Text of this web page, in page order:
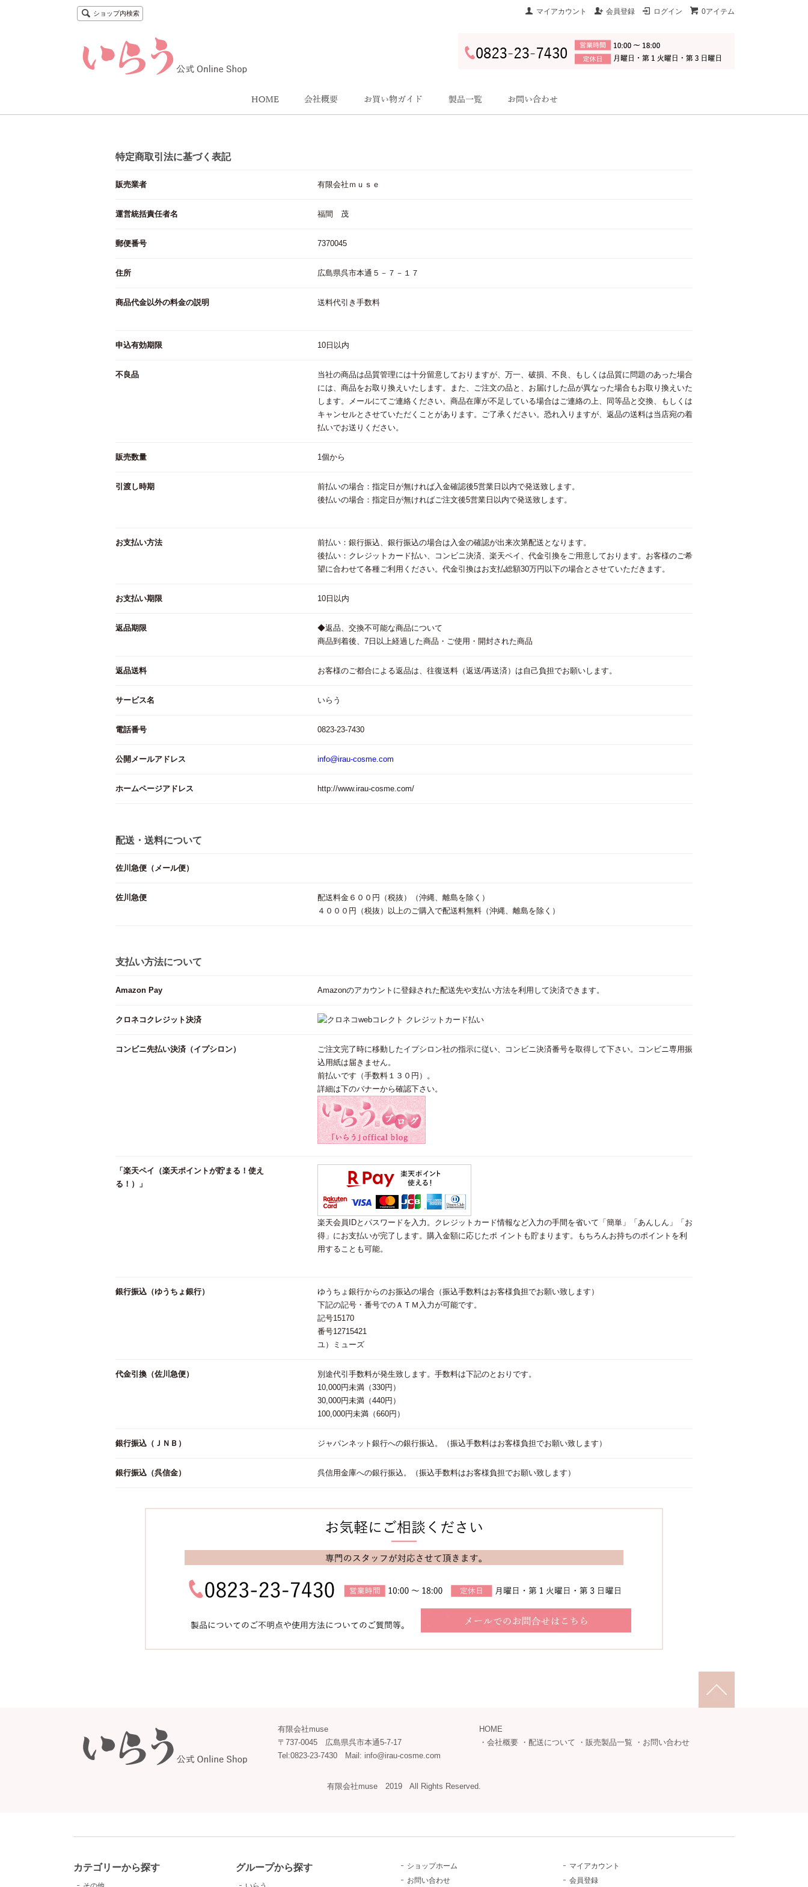
0アイテム
ログイン
会員登録
マイアカウント
ショップ内検索
特定商取引法に基づく表記
販売業者 有限会社ｍｕｓｅ
運営統括責任者名 福間 茂
郵便番号 7370045
住所 広島県呉市本通５－７－１７
商品代金以外の料金の説明 送料代引き手数料
申込有効期限 10日以内
不良品
当社の商品は品質管理には十分留意しておりますが、万一、破損、不良、もしくは品質に問題のあった場合
には、商品をお取り換えいたします。また、ご注文の品と、お届けした品が異なった場合もお取り換えいた
します。メールにてご連絡ください。商品在庫が不足している場合はご連絡の上、同等品と交換、もしくは
キャンセルとさせていただくことがあります。ご了承ください。恐れ入りますが、返品の送料は当店宛の着
払いでお送りください。
販売数量 1個から
引渡し時期
前払いの場合：指定日が無ければ入金確認後5営業日以内で発送致します。
後払いの場合：指定日が無ければご注文後5営業日以内で発送致します。
お支払い方法
前払い：銀行振込、銀行振込の場合は入金の確認が出来次第配送となります。
後払い：クレジットカード払い、コンビニ決済、楽天ペイ、代金引換をご用意しております。お客様のご希
望に合わせて各種ご利用ください。代金引換はお支払総額30万円以下の場合とさせていただきます。
お支払い期限 10日以内
返品期限
◆返品、交換不可能な商品について
商品到着後、7日以上経過した商品・ご使用・開封された商品
返品送料 お客様のご都合による返品は、往復送料（返送/再送済）は自己負担でお願いします。
サービス名 いらう
電話番号 0823-23-7430
公開メールアドレス info@irau-cosme.com
ホームページアドレス http://www.irau-cosme.com/
配送・送料について
佐川急便（メール便）
佐川急便
配送料金６００円（税抜）（沖縄、離島を除く）
４０００円（税抜）以上のご購入で配送料無料（沖縄、離島を除く）
支払い方法について
Amazon Pay Amazonのアカウントに登録された配送先や支払い方法を利用して決済できます。
クロネコクレジット決済
コンビニ先払い決済（イプシロン）
ご注文完了時に移動したイプシロン社の指示に従い、コンビニ決済番号を取得して下さい。コンビニ専用振
込用紙は届きません。
前払いです（手数料１３０円）。
詳細は下のバナーから確認下さい。
「楽天ペイ（楽天ポイントが貯まる！使え
る！）」
楽天会員IDとパスワードを入力。クレジットカード情報など入力の手間を省いて「簡単」「あんしん」「お
得」にお支払いが完了します。購入金額に応じたポ イントも貯まります。もちろんお持ちのポイントを利
用することも可能。
銀行振込（ゆうちょ銀行）
ゆうちょ銀行からのお振込の場合（振込手数料はお客様負担でお願い致します）
下記の記号・番号でのＡＴＭ入力が可能です。
記号15170
番号12715421
ユ）ミューズ
代金引換（佐川急便）
別途代引手数料が発生致します。手数料は下記のとおりです。
10,000円未満（330円）
30,000円未満（440円）
100,000円未満（660円）
銀行振込（ＪＮＢ） ジャパンネット銀行への銀行振込。（振込手数料はお客様負担でお願い致します）
銀行振込（呉信金） 呉信用金庫への銀行振込。（振込手数料はお客様負担でお願い致します）
有限会社muse
〒737-0045 広島県呉市本通5-7-17
Tel:0823-23-7430 Mail: info@irau-cosme.com
HOME
・ 会社概要 ・ 配送について ・ 販売製品一覧 ・ お問い合わせ
有限会社muse 2019 All Rights Reserved.
カテゴリーから探す グループから探す
ショップホーム
お問い合わせ
マイアカウント
会員登録